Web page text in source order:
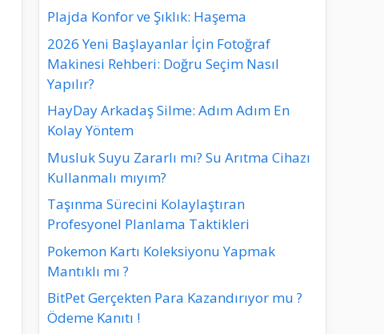
Plajda Konfor ve Şıklık: Haşema
2026 Yeni Başlayanlar İçin Fotoğraf
Makinesi Rehberi: Doğru Seçim Nasıl
Yapılır?
HayDay Arkadaş Silme: Adım Adım En
Kolay Yöntem
Musluk Suyu Zararlı mı? Su Arıtma Cihazı
Kullanmalı mıyım?
Taşınma Sürecini Kolaylaştıran
Profesyonel Planlama Taktikleri
Pokemon Kartı Koleksiyonu Yapmak
Mantıklı mı ?
BitPet Gerçekten Para Kazandırıyor mu ?
Ödeme Kanıtı !